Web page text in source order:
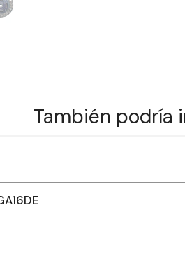
También podría